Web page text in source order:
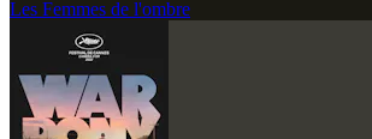
Les Femmes de l'ombre